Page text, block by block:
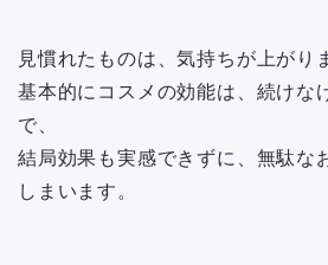
見慣れたものは、気持ちが上がり
基本的にコスメの効能は、続けな
で、
結局効果も実感できずに、無駄な
しまいます。